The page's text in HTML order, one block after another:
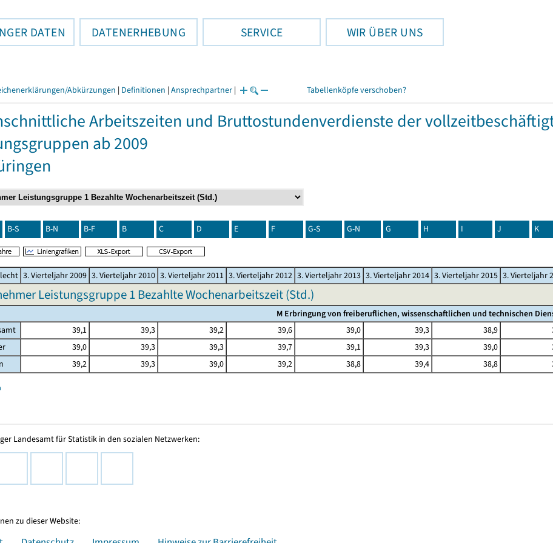
DATEN DATENERHEBUNG SERVICE WIR ÜBER UNS
Abkürzungen | Definitionen | Ansprechpartner | Tabellenköpfe verschoben?
Arbeitszeiten und Bruttostundenverdienste der
ab 2009
B-S B-N B-F B C D E F G-S G-N G H I J K
3. Vierteljahr 2009 3. Vierteljahr 2010 3. Vierteljahr 2011 3. Vierteljahr 2012 3. Vierteljahr 2013 3. Vierteljahr 2014 3. Vierteljahr 2015 3. Vierteljahr
Leistungsgruppe 1 Bezahlte Wochenarbeitszeit (Std.)
M Erbringung von freiberuflichen, wissenschaftlichen und technischen
39,1 39,3 39,2 39,6 39,0 39,3 38,9
39,0 39,3 39,3 39,7 39,1 39,3 39,0
39,2 39,3 39,0 39,2 38,8 39,4 38,8
Landesamt für Statistik in den sozialen Netzwerken:
zu dieser Website: